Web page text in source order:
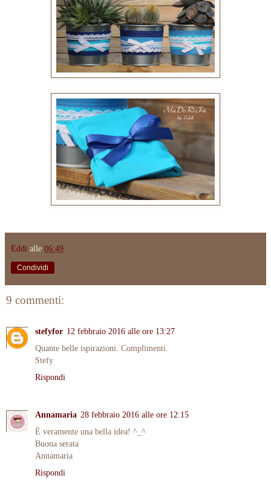
Eddi alle 06:49
Condividi
9 commenti:
stefyfor 12 febbraio 2016 alle ore 13:27
Quante belle ispirazioni. Complimenti.
Stefy
Rispondi
Annamaria 28 febbraio 2016 alle ore 12:15
È veramente una bella idea! ^_^
Buona serata
Annamaria
Rispondi